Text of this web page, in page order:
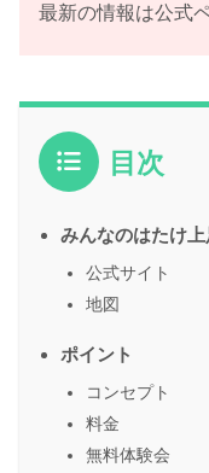
最新の情報は公式
目次
みんなのはたけ上
公式サイト
地図
ポイント
コンセプト
料金
無料体験会